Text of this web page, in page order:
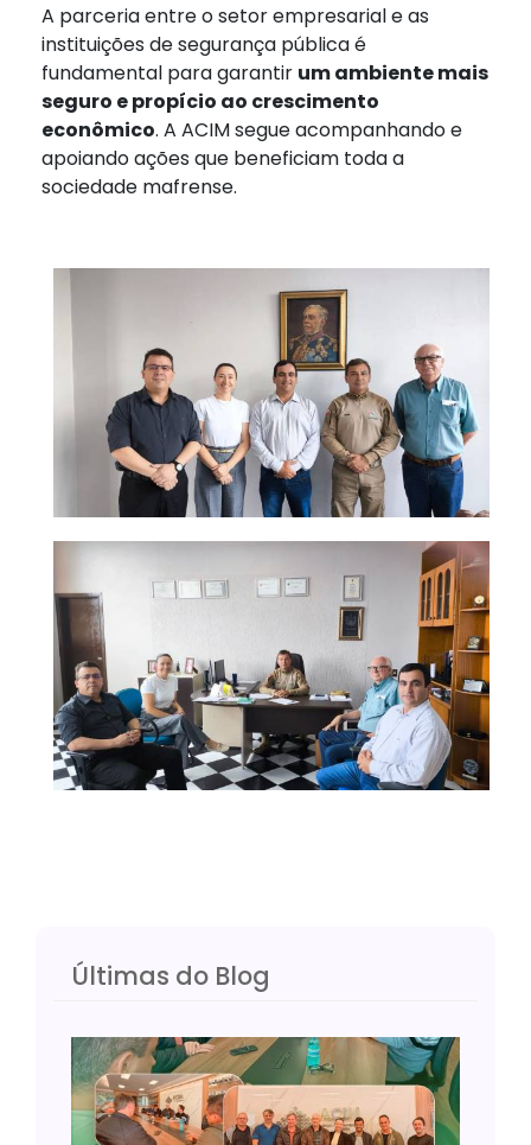
A parceria entre o setor empresarial e as
instituições de segurança pública é
fundamental para garantir um ambiente mais
seguro e propício ao crescimento
econômico. A ACIM segue acompanhando e
apoiando ações que beneficiam toda a
sociedade mafrense.
Últimas do Blog